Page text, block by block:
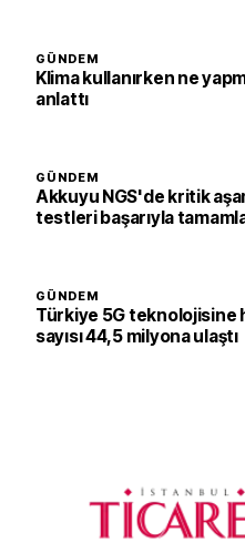
GÜNDEM
Klima kullanırken ne
anlattı
GÜNDEM
Akkuyu NGS'de kritik
testleri başarıyla
GÜNDEM
Türkiye 5G teknolojisine
sayısı 44,5 milyona ulaştı